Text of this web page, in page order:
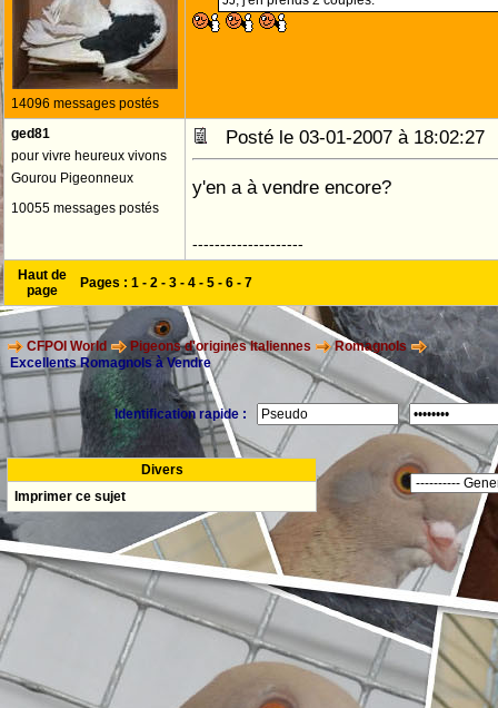
14096 messages postés
ged81
pour vivre heureux vivons
Gourou Pigeonneux
10055 messages postés
Posté le 03-01-2007 à
y'en a à vendre encore?
--------------------
Haut de
page
Pages : 1 - 2 - 3 - 4 - 5 - 6 - 7
CFPOI World Pigeons d'origines Italiennes
Romagnols
Excellents Romagnols à Vendre
Identification rapide :
Divers
Imprimer ce sujet